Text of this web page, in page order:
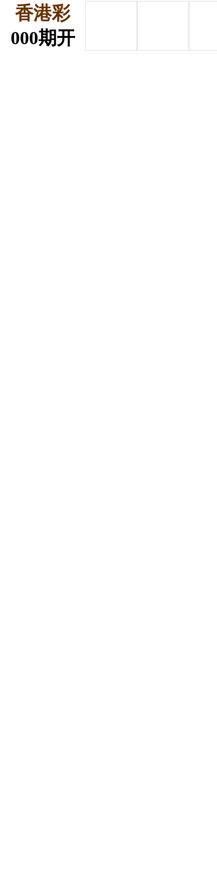
香港彩
000期开